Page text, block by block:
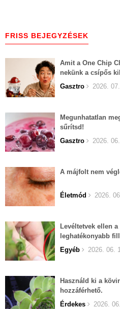
FRISS BEJEGYZÉSEK
Amit a One Chip
nekünk a csípős
Gasztro
2026.
Megunhatatlan
sűrítsd!
Gasztro
2026.
A májfolt nem
Életmód 2026.
Levéltetvek ellen
leghatékonyabb
Egyéb
2026. 06.
Használd ki a
hozzáférhető.
Érdekes
2026.